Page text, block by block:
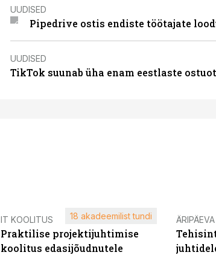
UUDISED
Pipedrive ostis endiste töötajate
UUDISED
TikTok suunab üha enam eestlaste
IT KOOLITUS
Praktilise projektijuhtimise
koolitus edasijõudnutele
18 akadeemilist tundi